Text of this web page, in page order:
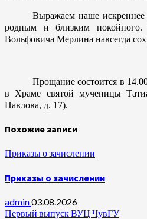
Выражаем наше искреннее
родным и близким покойного.
Вольфовича Мерлина навсегда
Прощание состоится в
в Храме святой мученицы
Павлова, д. 17).
Похожие записи
Приказы о зачислении
Приказы о зачислении
admin03.08.2026
Первый выпуск ВУЦ ЧувГУ